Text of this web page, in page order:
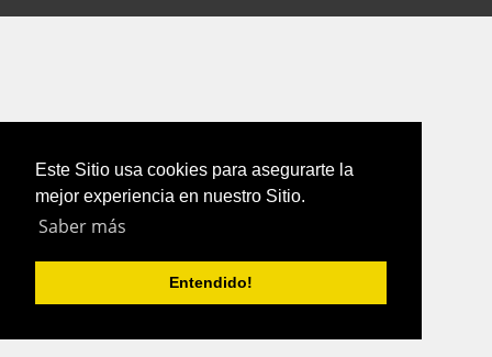
Este Sitio usa cookies para asegurarte la
mejor experiencia en nuestro Sitio.
Saber más
Entendido!